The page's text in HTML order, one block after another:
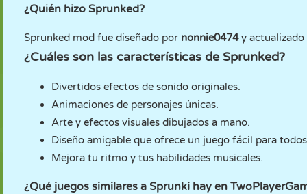
¿Quién hizo Sprunked?
Sprunked mod fue diseñado por nonnie0474y actualizado
¿Cuáles son las características de Sprunked?
Divertidos efectos de sonido originales.
Animaciones de personajes únicas.
Arte y efectos visuales dibujados a mano.
Diseño amigable que ofrece un juego fácil para
Mejora tu ritmo y tus habilidades musicales.
¿Qué juegos similares a Sprunki hay en